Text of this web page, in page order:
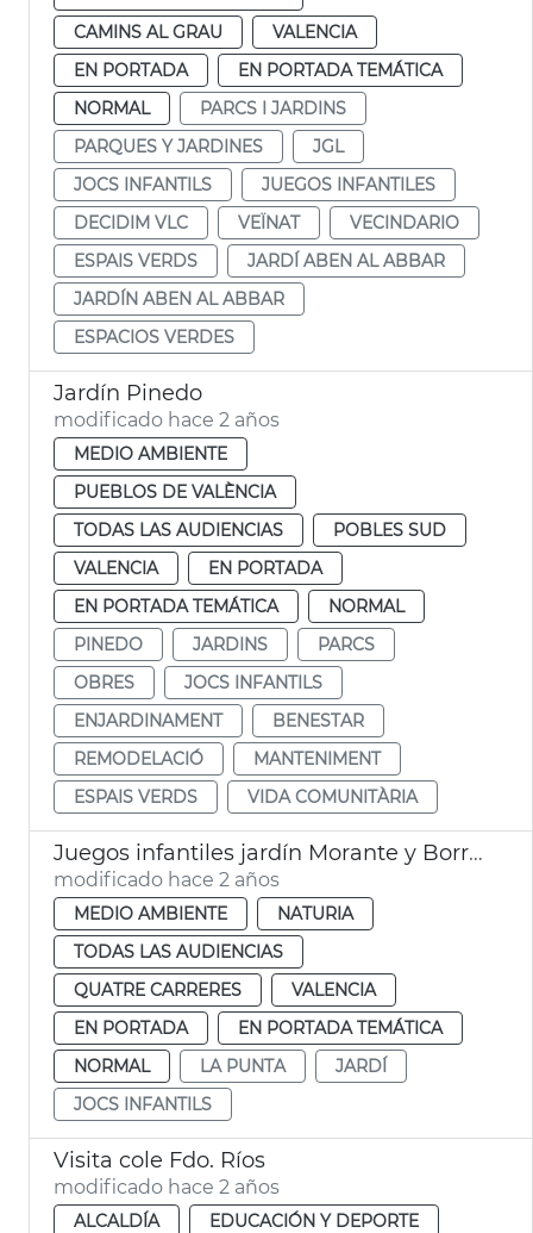
CAMINS AL GRAU
VALENCIA
EN PORTADA
EN PORTADA TEMÁTICA
NORMAL
PARCS I JARDINS
PARQUES Y JARDINES
JGL
JOCS INFANTILS
JUEGOS INFANTILES
DECIDIM VLC
VEÏNAT
VECINDARIO
ESPAIS VERDS
JARDÍ ABEN AL ABBAR
JARDÍN ABEN AL ABBAR
ESPACIOS VERDES
Jardín Pinedo
modificado hace 2 años
MEDIO AMBIENTE
PUEBLOS DE VALÈNCIA
TODAS LAS AUDIENCIAS
POBLES SUD
VALENCIA
EN PORTADA
EN PORTADA TEMÁTICA
NORMAL
PINEDO
JARDINS
PARCS
OBRES
JOCS INFANTILS
ENJARDINAMENT
BENESTAR
REMODELACIÓ
MANTENIMENT
ESPAIS VERDS
VIDA COMUNITÀRIA
Juegos infantiles jardín Morante y Borrás de la Punta
modificado hace 2 años
MEDIO AMBIENTE
NATURIA
TODAS LAS AUDIENCIAS
QUATRE CARRERES
VALENCIA
EN PORTADA
EN PORTADA TEMÁTICA
NORMAL
LA PUNTA
JARDÍ
JOCS INFANTILS
Visita cole Fdo. Ríos
modificado hace 2 años
ALCALDÍA
EDUCACIÓN Y DEPORTE